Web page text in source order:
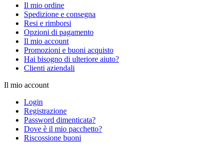
Il mio ordine
Spedizione e consegna
Resi e rimborsi
Opzioni di pagamento
Il mio account
Promozioni e buoni acquisto
Hai bisogno di ulteriore aiuto?
Clienti aziendali
Il mio account
Login
Registrazione
Password dimenticata?
Dove è il mio pacchetto?
Riscossione buoni